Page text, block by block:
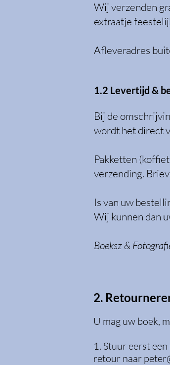
Wij verzenden
extraatje
Afleveradres
1.2 Levertijd &
Bij de
wordt het direct
Pakketten
verzending.
Is van uw
Wij kunnen dan
Boeksz &
2.
U mag uw boek,
1. Stuur eerst
retour naar